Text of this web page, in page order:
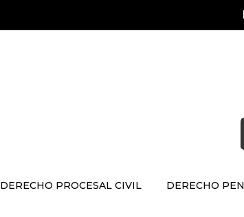
DERECHO PROCESAL CIVIL DERECHO